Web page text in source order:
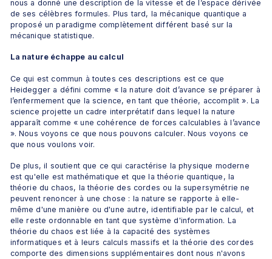
nous a donné une description de la vitesse et de l’espace dérivée
de ses célèbres formules. Plus tard, la mécanique quantique a
proposé un paradigme complètement différent basé sur la
mécanique statistique.
La nature échappe au calcul
Ce qui est commun à toutes ces descriptions est ce que
Heidegger a défini comme « la nature doit d’avance se préparer à
l’enfermement que la science, en tant que théorie, accomplit ». La
science projette un cadre interprétatif dans lequel la nature
apparaît comme « une cohérence de forces calculables à l’avance
». Nous voyons ce que nous pouvons calculer. Nous voyons ce
que nous voulons voir.
De plus, il soutient que ce qui caractérise la physique moderne
est qu'elle est mathématique et que la théorie quantique, la
théorie du chaos, la théorie des cordes ou la supersymétrie ne
peuvent renoncer à une chose : la nature se rapporte à elle-
même d'une manière ou d'une autre, identifiable par le calcul, et
elle reste ordonnable en tant que système d'information. La
théorie du chaos est liée à la capacité des systèmes
informatiques et à leurs calculs massifs et la théorie des cordes
comporte des dimensions supplémentaires dont nous n'avons